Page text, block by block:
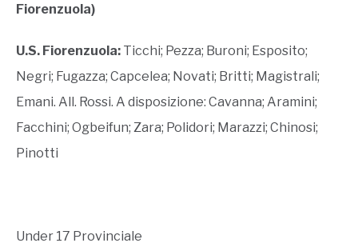
Fiorenzuola)
U.S. Fiorenzuola: Ticchi; Pezza; Buroni; Esposito;
Negri; Fugazza; Capcelea; Novati; Britti; Magistrali;
Emani. All. Rossi. A disposizione: Cavanna; Aramini;
Facchini; Ogbeifun; Zara; Polidori; Marazzi; Chinosi;
Pinotti
Under 17 Provinciale